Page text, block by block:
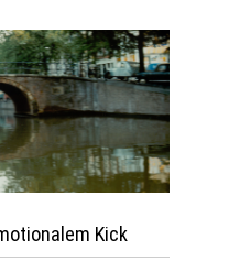
Kick